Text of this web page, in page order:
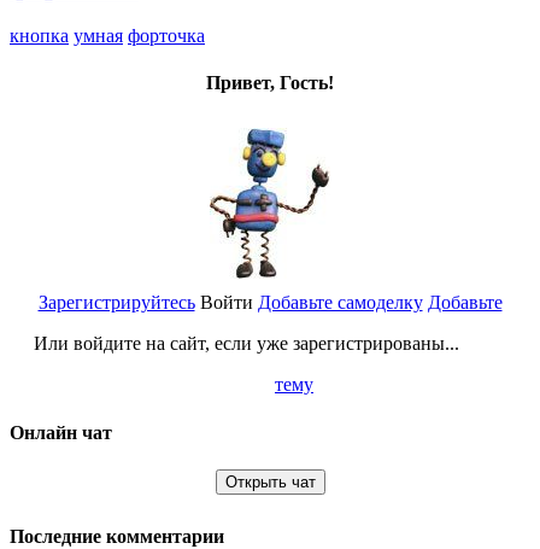
кнопка умная форточка
Привет, Гость!
Зарегистрируйтесь
Или войдите на сайт, если уже зарегистрированы...
Войти Добавьте самоделку Добавьте
тему
Онлайн чат
Открыть чат
Последние комментарии